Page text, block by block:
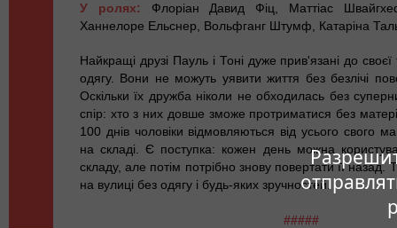
У ролях:
Флоріан Давид Фіц, Маттіас
Ханнелоре Ельснер, Вольфганг Штумф, Катаріна
Найкращі друзі Пауль і Тоні дуже прив'язані до своєї
одягу. Вони не можуть уявити життя без безлічі
Оскільки їх дружба ніколи не обходилась без
спір: хто з них довше зможе протриматися без
100 днів чоловіки відмовляються від усього свого
на складі. Є поступка: кожен день можна
складу, але потім потрібно знову повертати її назад.
на вулиці без одягу і будь-яких зручностей.
#####